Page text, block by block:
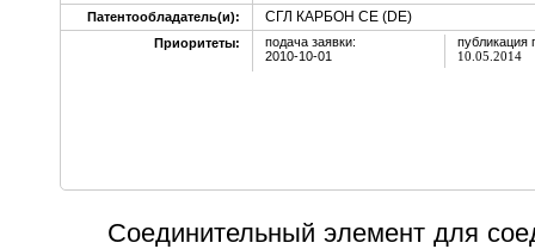
Патентообладатель(и):
СГЛ КАРБОН СЕ (DE)
Приоритеты:
подача заявки:
2010-10-01
публикация
10.05.2014
Соединительный элемент для